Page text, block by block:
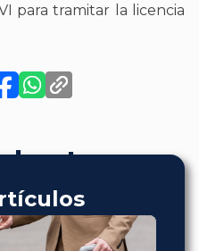
para tramitar la licencia
autor